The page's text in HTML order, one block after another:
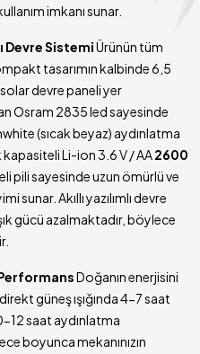
imkanı sunar.
Devre SistemiÜrünün tüm
tasarımın kalbinde 6,5
solar devre paneli yer
Osram 2835 led sayesinde
(sıcak beyaz) aydınlatma
Li-ion 3.6 V / AA2600
pili sayesinde uzun ömürlü ve
sunar. Akıllı yazılımlı devre
gücü azalmaktadır, böylece
Doğanın enerjisini
güneş ışığında 4-7 saat
12 saat aydınlatma
boyunca mekanınızın